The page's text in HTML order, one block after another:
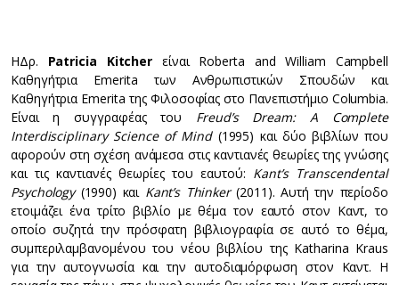
ΗΔρ. Patricia Kitcher είναι Roberta and William Campbell
Καθηγήτρια Emerita των Ανθρωπιστικών Σπουδών και
Καθηγήτρια Emerita της Φιλοσοφίας στο Πανεπιστήμιο Columbia.
Είναι η συγγραφέας του Freud’s Dream: A Complete
Interdisciplinary Science of Mind(1995) και δύο βιβλίων που
αφορούν στη σχέση ανάμεσα στις καντιανές θεωρίες της γνώσης
και τις καντιανές θεωρίες του εαυτού: Kant’s Transcendental
Psychology (1990) και Kant’s Thinker(2011). Αυτή την περίοδο
ετοιμάζει ένα τρίτο βιβλίο με θέμα τον εαυτό στον Καντ, το
οποίο συζητά την πρόσφατη βιβλιογραφία σε αυτό το θέμα,
συμπεριλαμβανομένου του νέου βιβλίου της Katharina Kraus
για την αυτογνωσία και την αυτοδιαμόρφωση στον Καντ. Η